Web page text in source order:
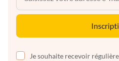
Je souhaite recevoir